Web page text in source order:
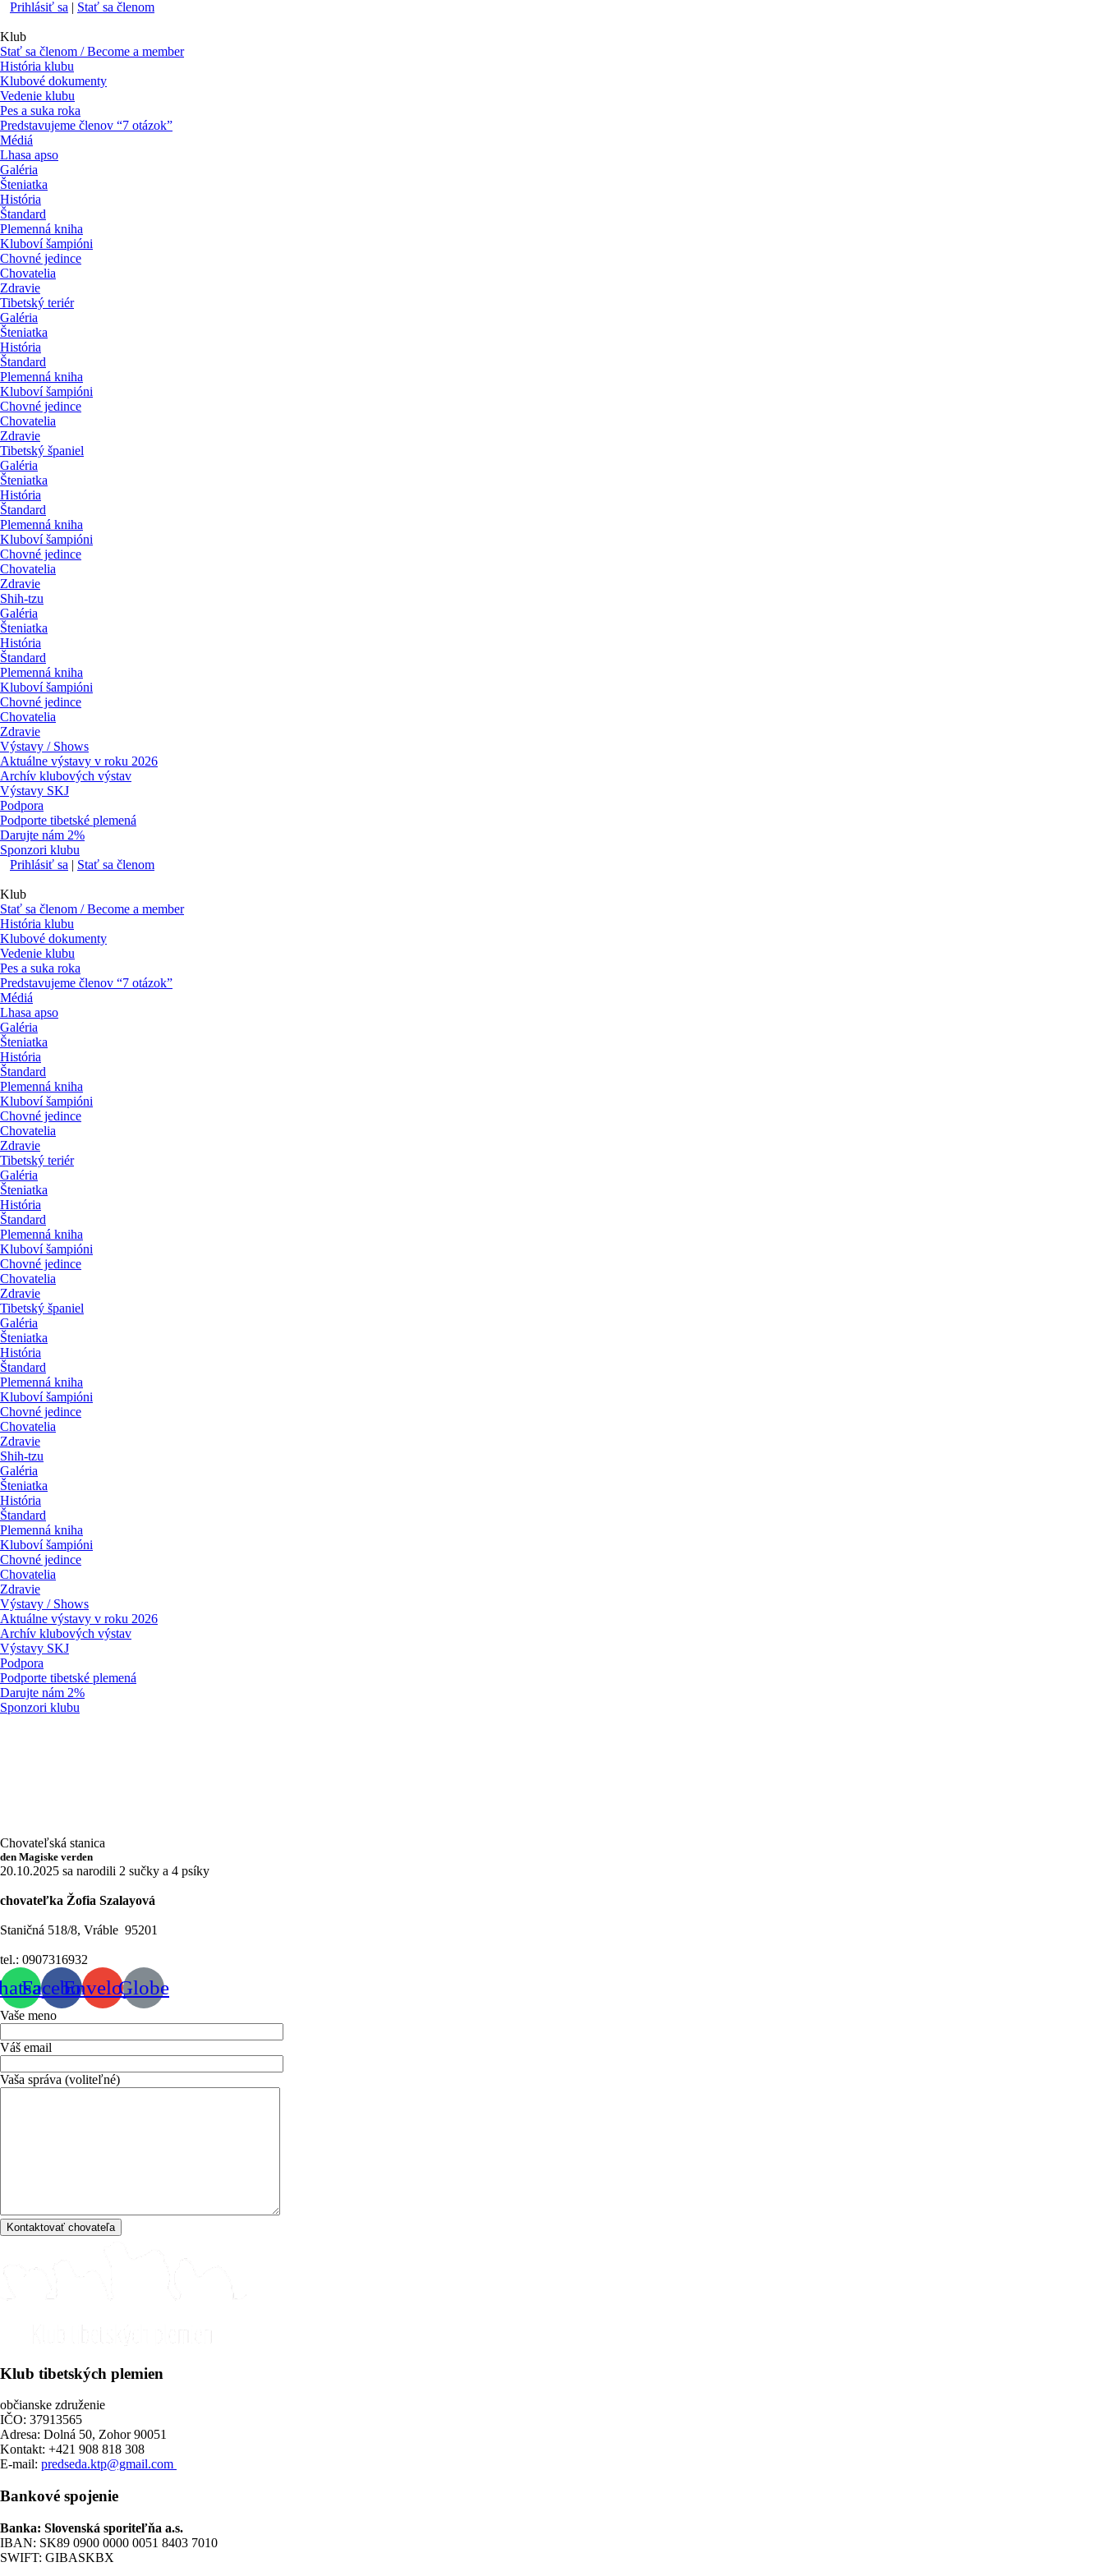
Prihlásiť sa | Stať sa členom
Klub
Stať sa členom / Become a member
História klubu
Klubové dokumenty
Vedenie klubu
Pes a suka roka
Predstavujeme členov “7 otázok”
Médiá
Lhasa apso
Galéria
Šteniatka
História
Štandard
Plemenná kniha
Kluboví šampióni
Chovné jedince
Chovatelia
Zdravie
Tibetský teriér
Galéria
Šteniatka
História
Štandard
Plemenná kniha
Kluboví šampióni
Chovné jedince
Chovatelia
Zdravie
Tibetský španiel
Galéria
Šteniatka
História
Štandard
Plemenná kniha
Kluboví šampióni
Chovné jedince
Chovatelia
Zdravie
Shih-tzu
Galéria
Šteniatka
História
Štandard
Plemenná kniha
Kluboví šampióni
Chovné jedince
Chovatelia
Zdravie
Výstavy / Shows
Aktuálne výstavy v roku 2026
Archív klubových výstav
Výstavy SKJ
Podpora
Podporte tibetské plemená
Darujte nám 2%
Sponzori klubu
Prihlásiť sa | Stať sa členom
Klub
Stať sa členom / Become a member
História klubu
Klubové dokumenty
Vedenie klubu
Pes a suka roka
Predstavujeme členov “7 otázok”
Médiá
Lhasa apso
Galéria
Šteniatka
História
Štandard
Plemenná kniha
Kluboví šampióni
Chovné jedince
Chovatelia
Zdravie
Tibetský teriér
Galéria
Šteniatka
História
Štandard
Plemenná kniha
Kluboví šampióni
Chovné jedince
Chovatelia
Zdravie
Tibetský španiel
Galéria
Šteniatka
História
Štandard
Plemenná kniha
Kluboví šampióni
Chovné jedince
Chovatelia
Zdravie
Shih-tzu
Galéria
Šteniatka
História
Štandard
Plemenná kniha
Kluboví šampióni
Chovné jedince
Chovatelia
Zdravie
Výstavy / Shows
Aktuálne výstavy v roku 2026
Archív klubových výstav
Výstavy SKJ
Podpora
Podporte tibetské plemená
Darujte nám 2%
Sponzori klubu
Chovateľská stanica
den Magiske verden
20.10.2025 sa narodili 2 sučky a 4 psíky
chovateľka Žofia Szalayová
Staničná 518/8, Vráble 95201
tel.: 0907316932
FacebookEnvelopeGlobe
Vaše meno
Váš email
Vaša správa (voliteľné)
Klub tibetských plemien
občianske združenie
IČO: 37913565
Adresa: Dolná 50, Zohor 90051
Kontakt: +421 908 818 308
E-mail: predseda.ktp@gmail.com
Bankové spojenie
Banka: Slovenská sporiteľňa a.s.
IBAN: SK89 0900 0000 0051 8403 7010
SWIFT: GIBASKBX